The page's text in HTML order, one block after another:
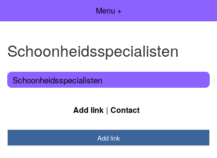
Menu +
Schoonheidsspecialisten
Schoonheidsspecialisten
Add link Contact
Add link